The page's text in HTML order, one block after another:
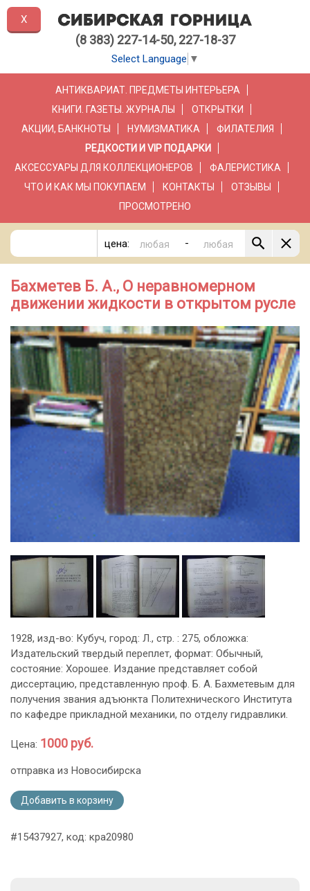
(8 383) 227-14-50, 227-18-37
Select Language ▼
АНТИКВАРИАТ. ПРЕДМЕТЫ ИНТЕРЬЕРА
КНИГИ. ГАЗЕТЫ. ЖУРНАЛЫ
ОТКРЫТКИ
АКЦИИ, БАНКНОТЫ
НУМИЗМАТИКА
ФИЛАТЕЛИЯ
РЕДКОСТИ И VIP ПОДАРКИ
АКСЕССУАРЫ ДЛЯ КОЛЛЕКЦИОНЕРОВ
ФАЛЕРИСТИКА
ЧТО И КАК МЫ ПОКУПАЕМ
КОНТАКТЫ
ОТЗЫВЫ
ПРОСМОТРЕНО
цена: -
Бахметев Б. А., О неравномерном
движении жидкости в открытом русле
1928, изд-во: Кубуч, город: Л., стр. : 275, обложка:
Издательский твердый переплет, формат: Обычный,
состояние: Хорошее. Издание представляет собой
диссертацию, представленную проф. Б. А. Бахметевым для
получения звания адъюнкта Политехнического Института
по кафедре прикладной механики, по отделу гидравлики.
Цена: 1000 руб.
отправка из Новосибирска
Добавить в корзину
#15437927, код: кра20980
X